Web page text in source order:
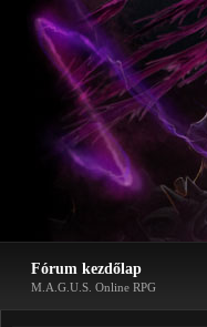
Fórum kezdőlap
M.A.G.U.S. Online RPG